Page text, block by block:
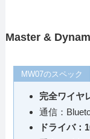
Master &
MW07のスペック
完全ワイヤ
通信：
ドライバ